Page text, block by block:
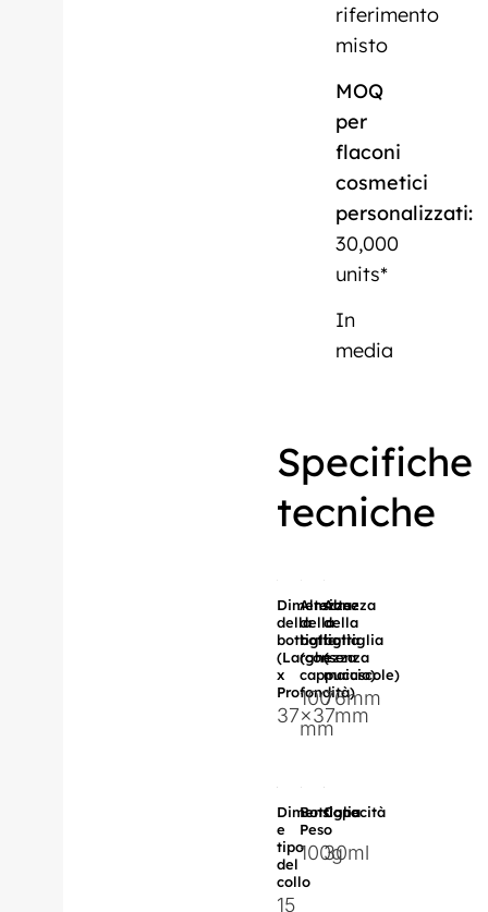
riferimento
misto
MOQ
per
flaconi
cosmetici
personalizzati:
30,000
units*
In
media
Specifiche
tecniche
Dimensione
della
bottiglia
(Larghezza
x
Profondità)
37x37mm
Altezza
della
bottiglia
(con
cappuccio)
100
mm
Altezza
della
bottiglia
(senza
maiuscole)
76mm
Dimensione
e
tipo
del
collo
15
Bottiglia
Peso
100g
Capacità
30ml